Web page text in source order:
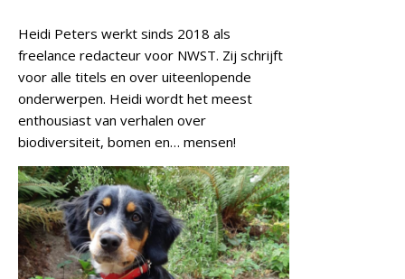
Heidi Peters werkt sinds 2018 als
freelance redacteur voor NWST. Zij schrijft
voor alle titels en over uiteenlopende
onderwerpen. Heidi wordt het meest
enthousiast van verhalen over
biodiversiteit, bomen en… mensen!